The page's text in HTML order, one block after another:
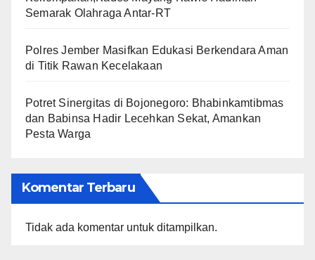
Semarak Olahraga Antar-RT
Polres Jember Masifkan Edukasi Berkendara Aman
di Titik Rawan Kecelakaan
​Potret Sinergitas di Bojonegoro: Bhabinkamtibmas
dan Babinsa Hadir Lecehkan Sekat, Amankan
Pesta Warga
Komentar Terbaru
Tidak ada komentar untuk ditampilkan.